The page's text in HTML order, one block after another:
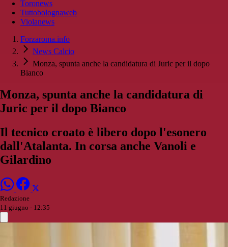
Toronews
Tuttobolognaweb
Violanews
Forzaroma.info
News Calcio
Monza, spunta anche la candidatura di Juric per il dopo
Bianco
Monza, spunta anche la candidatura di
Juric per il dopo Bianco
Il tecnico croato è libero dopo l'esonero
dall'Atalanta. In corsa anche Vanoli e
Gilardino
Redazione
11 giugno - 12:35